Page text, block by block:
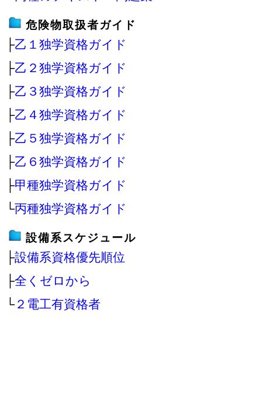
危険物取扱者ガイド
├乙１独学資格ガイド
├乙２独学資格ガイド
├乙３独学資格ガイド
├乙４独学資格ガイド
├乙５独学資格ガイド
├乙６独学資格ガイド
├甲種独学資格ガイド
└丙種独学資格ガイド
設備系スケジュール
├設備系資格優先順位
├全くゼロから
└ ２電工有資格者